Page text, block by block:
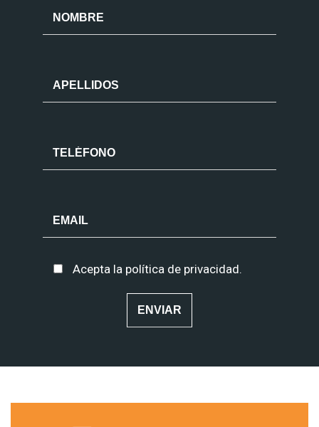
Acepta la política de privacidad.